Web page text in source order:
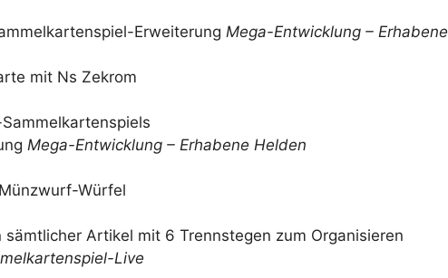
Erweiterung Mega-Entwicklung – Erhabene
mit Ns Zekrom
Mega-Entwicklung – Erhabene Helden
Würfel
Artikel mit 6 Trennstegen zum Organisieren
Live